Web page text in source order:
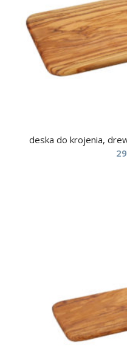
deska do krojenia,